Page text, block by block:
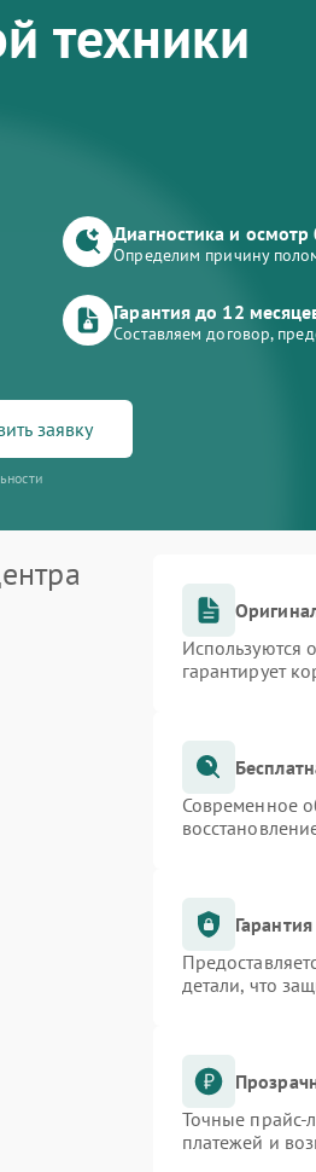
техники
Диагностика и осмотр
Определим причину
Гарантия до 12
Составляем договор,
заявку
Используются
гарантирует
Современное
детали, что
Точные прайс-
платежей и